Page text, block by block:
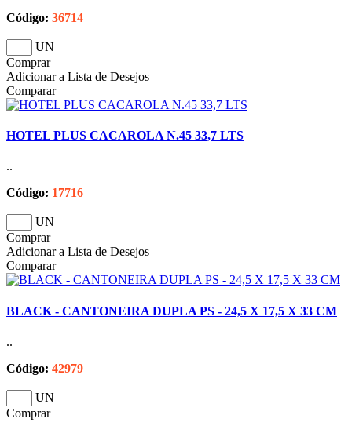
Código: 36714
UN
Comprar
Adicionar a Lista de Desejos
Comparar
HOTEL PLUS CACAROLA N.45 33,7 LTS
..
Código: 17716
UN
Comprar
Adicionar a Lista de Desejos
Comparar
BLACK - CANTONEIRA DUPLA PS - 24,5 X 17,5 X 33 CM
..
Código: 42979
UN
Comprar